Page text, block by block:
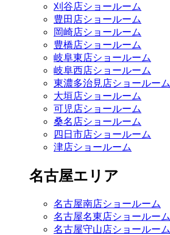
刈谷店ショールーム
豊田店ショールーム
岡崎店ショールーム
豊橋店ショールーム
岐阜東店ショールーム
岐阜西店ショールーム
東濃多治見店ショールーム
大垣店ショールーム
可児店ショールーム
桑名店ショールーム
四日市店ショールーム
津店ショールーム
名古屋エリア
名古屋南店ショールーム
名古屋名東店ショールーム
名古屋守山店ショールーム